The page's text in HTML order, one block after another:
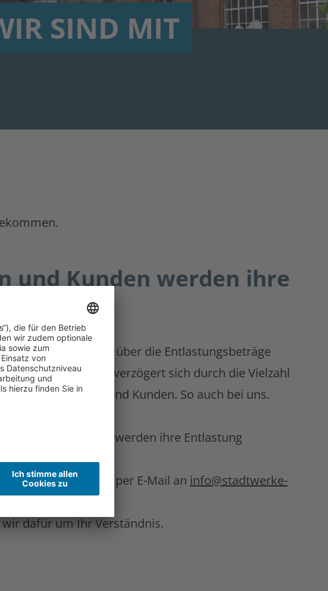
SIND MIT
und Kunden werden ihre
dem 1. März 2023 über die Entlastungsbeträge
wird. Insgesamt verzögert sich durch die Vielzahl
an Kundinnen und Kunden. So auch bei uns.
sein: Alle Kunden werden ihre Entlastung
sich an uns, gern per E-Mail an info@stadtwerke-
dafür um Ihr Verständnis.